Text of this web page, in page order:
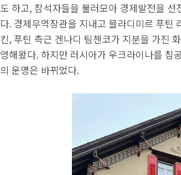
도 하고, 참석자들을 불러모아 경제발전을
다. 경제무역장관을 지내고 블라디미르 푸틴
킨, 푸틴 측근 겐나디 팀첸코가 지분을 가진
영해왔다. 하지만 러시아가 우크라이나를 침
의 운명은 바뀌었다.